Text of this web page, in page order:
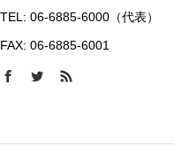
TEL: 06-6885-6000（代表）
FAX: 06-6885-6001